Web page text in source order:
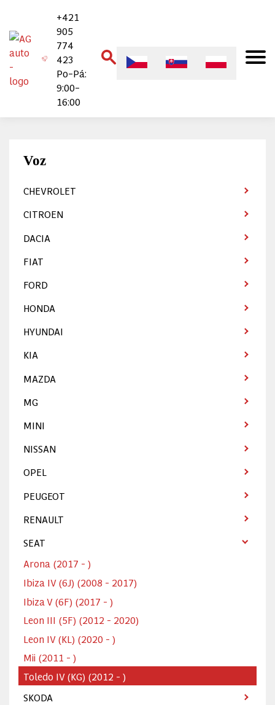
+421
905
774
423
Po–Pá:
9:00–
16:00
Voz
CHEVROLET
CITROEN
DACIA
FIAT
FORD
HONDA
HYUNDAI
KIA
MAZDA
MG
MINI
NISSAN
OPEL
PEUGEOT
RENAULT
SEAT
Arona (2017 - )
Ibiza IV (6J) (2008 - 2017)
Ibiza V (6F) (2017 - )
Leon III (5F) (2012 - 2020)
Leon IV (KL) (2020 - )
Mii (2011 - )
Toledo IV (KG) (2012 - )
SKODA